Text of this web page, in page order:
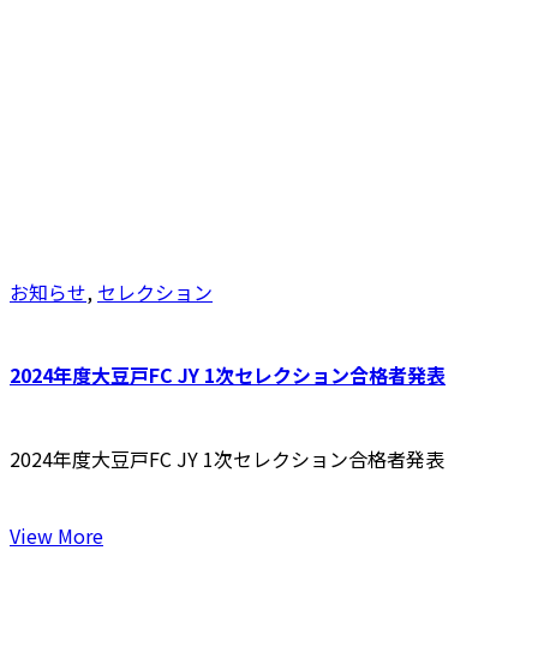
お知らせ, セレクション
2024年度大豆戸FC JY 1次セレクション合格者発表
2024年度大豆戸FC JY 1次セレクション合格者発表
View More